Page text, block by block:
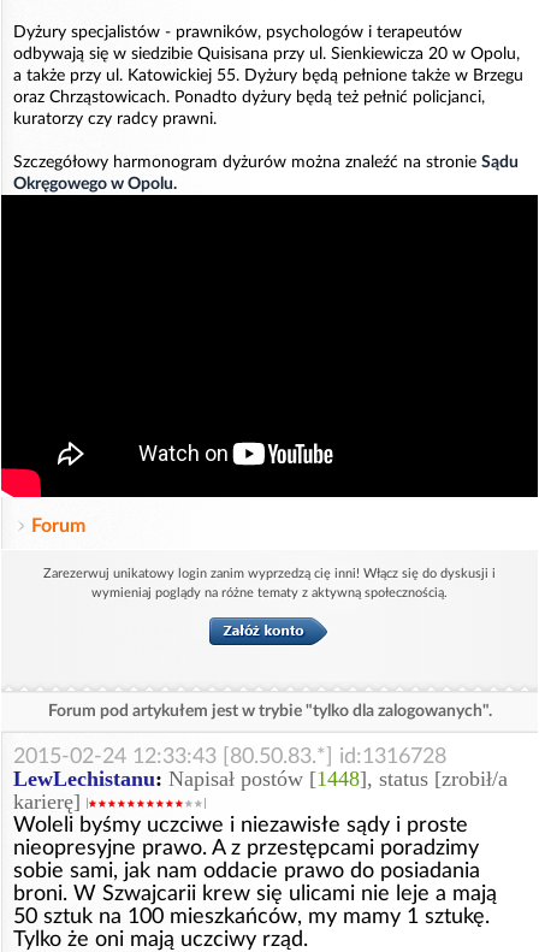
Dyżury specjalistów - prawników, psychologów i terapeutów
odbywają się w siedzibie Quisisana przy ul. Sienkiewicza 20 w Opolu,
a także przy ul. Katowickiej 55. Dyżury będą pełnione także w Brzegu
oraz Chrząstowicach. Ponadto dyżury będą też pełnić policjanci,
kuratorzy czy radcy prawni.
Szczegółowy harmonogram dyżurów można znaleźć na stronie Sądu
Okręgowego w Opolu.
Forum
Zarezerwuj unikatowy login zanim wyprzedzą cię inni! Włącz się do dyskusji i
wymieniaj poglądy na różne tematy z aktywną społecznością.
Forum pod artykułem jest w trybie "tylko dla zalogowanych".
2015-02-24 12:33:43 [80.50.83.*] id:1316728
LewLechistanu: Napisał postów [1448], status [zrobił/a
karierę]
Woleli byśmy uczciwe i niezawisłe sądy i proste
nieopresyjne prawo. A z przestępcami poradzimy
sobie sami, jak nam oddacie prawo do posiadania
broni. W Szwajcarii krew się ulicami nie leje a mają
50 sztuk na 100 mieszkańców, my mamy 1 sztukę.
Tylko że oni mają uczciwy rząd.